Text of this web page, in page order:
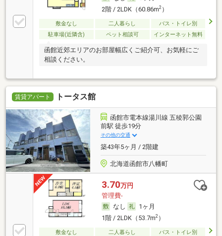
2階 / 2LDK（60.86m2）
敷金なし 二人暮らし
バス・トイレ別
駐車場(近隣含)
ペット相談可 インターネット無料
函館近郊エリアのお部屋幅広くご紹介可、お気軽にご
相談ください。
賃貸アパート トータス館
函館市電本線湯川線 五稜郭公園
前駅 徒歩19分
その他の交通
築43年5ヶ月 / 2階建
北海道函館市八幡町
3.70万円
管理費-
なし
1ヶ月
1階 / 2LDK（53.7m2）
敷金なし 二人暮らし
バス・トイレ別